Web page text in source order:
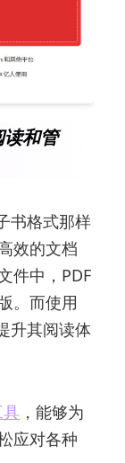
读和管
书格式那样
效的文档
件中，PDF
。而使用
升其阅读体
，能够为
应对各种